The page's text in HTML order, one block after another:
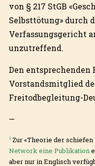
von § 217 StGB
Selbsttötung» durch
Verfassungsgericht
unzutreffend.
Den
Vorstandsmitglied
Freitodbegleitung-
—
1Zur «Theorie der schiefen
Network eine Publikation
aber nur in Englisch